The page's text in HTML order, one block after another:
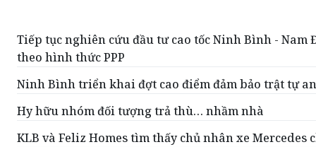
Tiếp tục nghiên cứu đầu tư cao tốc Ninh Bình - Nam
theo hình thức PPP
Ninh Bình triển khai đợt cao điểm đảm bảo trật tự
Hy hữu nhóm đối tượng trả thù… nhầm nhà
KLB và Feliz Homes tìm thấy chủ nhân xe